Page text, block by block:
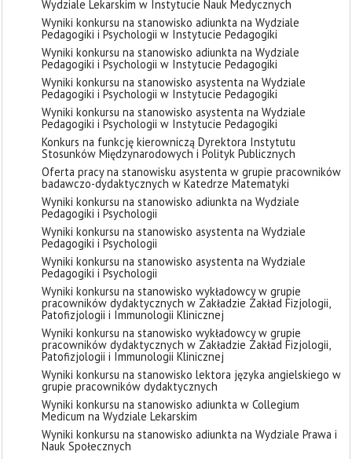
Wydziale Lekarskim w Instytucie Nauk Medycznych
Wyniki konkursu na stanowisko adiunkta na Wydziale
Pedagogiki i Psychologii w Instytucie Pedagogiki
Wyniki konkursu na stanowisko adiunkta na Wydziale
Pedagogiki i Psychologii w Instytucie Pedagogiki
Wyniki konkursu na stanowisko asystenta na Wydziale
Pedagogiki i Psychologii w Instytucie Pedagogiki
Wyniki konkursu na stanowisko asystenta na Wydziale
Pedagogiki i Psychologii w Instytucie Pedagogiki
Konkurs na funkcję kierowniczą Dyrektora Instytutu
Stosunków Międzynarodowych i Polityk Publicznych
Oferta pracy na stanowisku asystenta w grupie pracowników
badawczo-dydaktycznych w Katedrze Matematyki
Wyniki konkursu na stanowisko adiunkta na Wydziale
Pedagogiki i Psychologii
Wyniki konkursu na stanowisko asystenta na Wydziale
Pedagogiki i Psychologii
Wyniki konkursu na stanowisko asystenta na Wydziale
Pedagogiki i Psychologii
Wyniki konkursu na stanowisko wykładowcy w grupie
pracowników dydaktycznych w Zakładzie Zakład Fizjologii,
Patofizjologii i Immunologii Klinicznej
Wyniki konkursu na stanowisko wykładowcy w grupie
pracowników dydaktycznych w Zakładzie Zakład Fizjologii,
Patofizjologii i Immunologii Klinicznej
Wyniki konkursu na stanowisko lektora języka angielskiego w
grupie pracowników dydaktycznych
Wyniki konkursu na stanowisko adiunkta w Collegium
Medicum na Wydziale Lekarskim
Wyniki konkursu na stanowisko adiunkta na Wydziale Prawa i
Nauk Społecznych